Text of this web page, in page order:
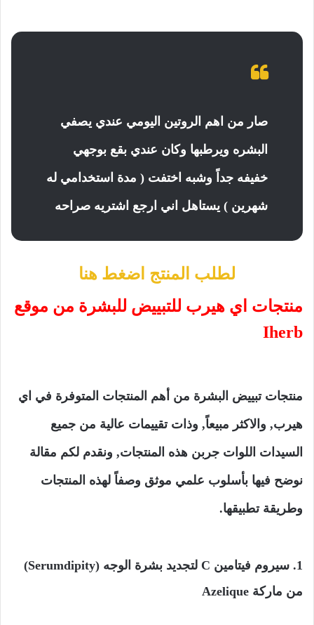
صار من اهم الروتين اليومي عندي يصفي
البشره ويرطبها وكان عندي بقع بوجهي
خفيفه جداً وشبه اختفت ( مدة استخدامي له
شهرين ) يستاهل اني ارجع اشتريه صراحه
لطلب المنتج اضغط هنا
منتجات اي هيرب للتبييض للبشرة من موقع
Iherb
منتجات تبييض البشرة من أهم المنتجات المتوفرة في اي
هيرب, والاكثر مبيعاً, وذات تقييمات عالية من جميع
السيدات اللوات جربن هذه المنتجات, ونقدم لكم مقالة
نوضح فيها بأسلوب علمي موثق وصفاً لهذه المنتجات
وطريقة تطبيقها.
1. سيروم فيتامين C لتجديد بشرة الوجه (Serumdipity)
من ماركة Azelique